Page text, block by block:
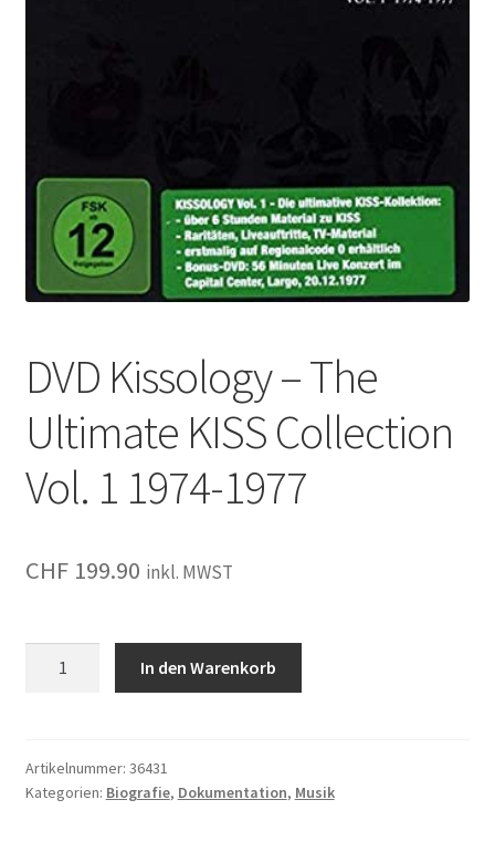
DVD Kissology – The
Ultimate KISS Collection
Vol. 1 1974-1977
CHF199.90 inkl. MWST
KISS
Collection
In den Warenkorb
Artikelnummer: 36431
Kategorien: Biografie, Dokumentation, Musik